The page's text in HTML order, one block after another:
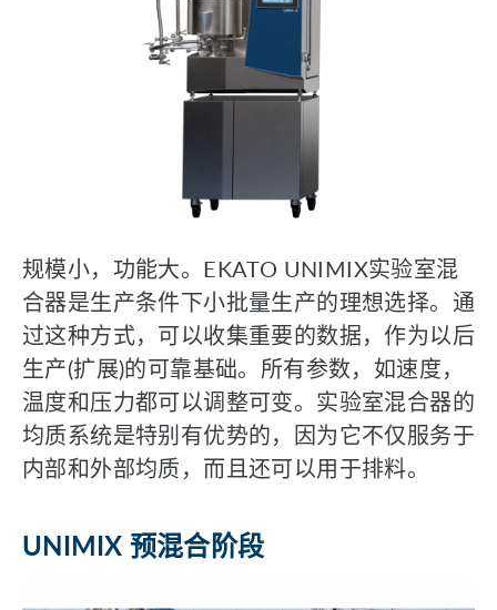
规模小，功能大。EKATO UNIMIX实验室混
合器是生产条件下小批量生产的理想选择。通
过这种方式，可以收集重要的数据，作为以后
生产(扩展)的可靠基础。所有参数，如速度，
温度和压力都可以调整可变。实验室混合器的
均质系统是特别有优势的，因为它不仅服务于
内部和外部均质，而且还可以用于排料。
UNIMIX 预混合阶段